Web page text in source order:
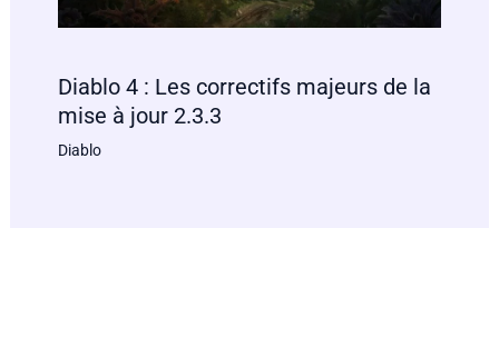
Diablo 4 : Les correctifs majeurs de la
mise à jour 2.3.3
Diablo